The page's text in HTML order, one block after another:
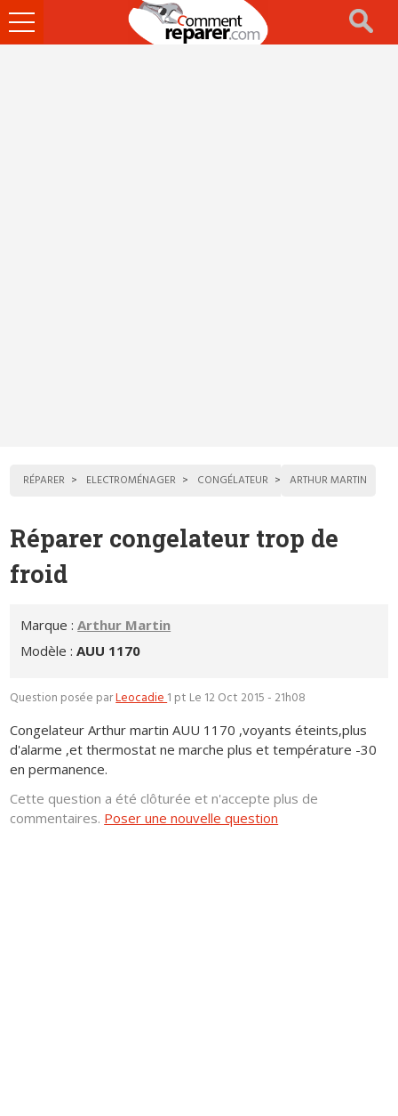
Ouvrir
le
RÉPARER ELECTROMÉNAGER CONGÉLATEUR ARTHUR MARTIN
Réparer congelateur trop de
froid
Marque :Arthur Martin
Modèle :AUU 1170
Question posée parLeocadie1 pt Le 12 Oct 2015 - 21h08
Congelateur Arthur martin AUU 1170 ,voyants éteints,plus
d'alarme ,et thermostat ne marche plus et température -30
en permanence.
Cette question a été clôturée et n'accepte plus de
commentaires. Poser une nouvelle question